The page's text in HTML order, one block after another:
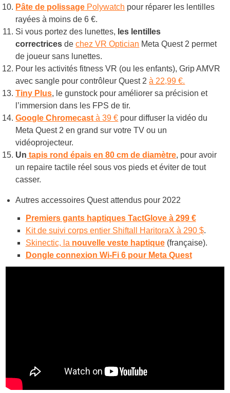
Pâte de polissage Polywatch pour réparer les lentilles
rayées à moins de 6 €.
Si vous portez des lunettes, les lentilles
correctrices dechez VR Optician Meta Quest 2 permet
de joueur sans lunettes.
Pour les activités fitness VR (ou les enfants), Grip AMVR
avec sangle pour contrôleur Quest 2à 22,99 €.
Tiny Plus, le gunstock pour améliorer sa précision et
l’immersion dans les FPS de tir.
Google Chromecast à 39 € pour diffuser la vidéo du
Meta Quest 2 en grand sur votre TV ou un
vidéoprojecteur.
Un tapis rond épais en 80 cm de diamètre, pour avoir
un repaire tactile réel sous vos pieds et éviter de tout
casser.
Autres accessoires Quest attendus pour 2022
Premiers gants haptiques TactGlove à 299 €
Kit de suivi corps entier Shiftall HaritoraX à 290 $.
Skinectic, la nouvelle veste haptique(française).
Dongle connexion Wi-Fi 6 pour Meta Quest